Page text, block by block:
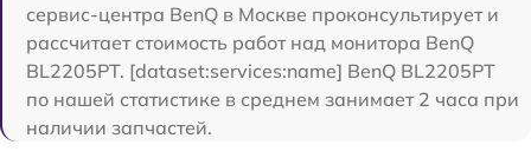
сервис-центра BenQ в Москве проконсультирует и
рассчитает стоимость работ над монитора BenQ
BL2205PT. [dataset:services:name] BenQ BL2205PT
по нашей статистике в среднем занимает 2 часа при
наличии запчастей.